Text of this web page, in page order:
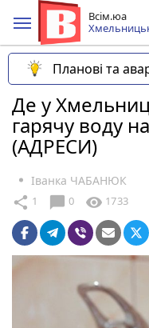
Всім.юа
Планові та
Де у
гарячу воду
(АДРЕСИ)
Іванка ЧАБАНЮК
share 1 chat_bubble 0 visibility 1733